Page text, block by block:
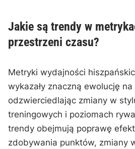
Jakie są trendy w
przestrzeni czasu?
Metryki wydajności
wykazały znaczną ewolucję
odzwierciedlając zmiany w
treningowych i poziomach
trendy obejmują poprawę
zdobywania punktów, zmiany